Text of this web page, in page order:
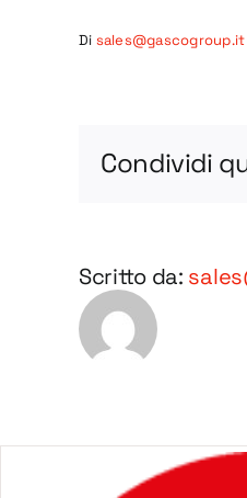
Di sales@gascogroup.it
Condividi
Scritto da: